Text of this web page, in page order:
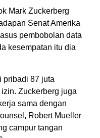
Mark Zuckerberg
Senat Amerika
pembobolan data
kesempatan itu dia
pribadi 87 juta
Zuckerberg juga
sama dengan
Robert Mueller
campur tangan